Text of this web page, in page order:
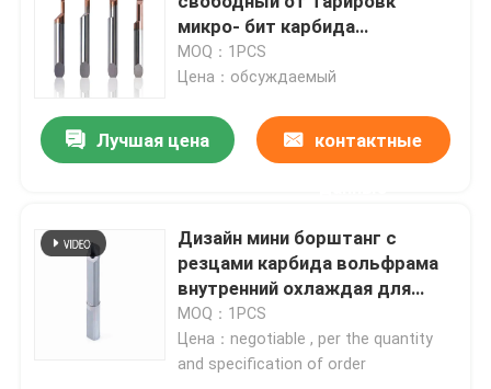
микро- бит карбида
вольфрама борштанг с
резцами
MOQ：1PCS
Цена：обсуждаемый
Лучшая цена контактные
Дизайн мини борштанг с
резцами карбида вольфрама
внутренний охлаждая для
токарного станка CNC
поворачивая
MOQ：1PCS
Цена：negotiable , per the quantity
and specification of order